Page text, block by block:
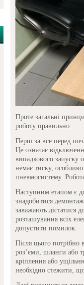
Проте загальні
роботу правильно.
Перш за все перед
Це означає
випадкового запуску
немає тиску,
пневмосистему.
Наступним етапом є
знадобитися
заважають дістатися
розташування всіх
допустити помилок.
Після цього потрібно
роз’єми, шланги або
кріплення або
необхідно стежити,